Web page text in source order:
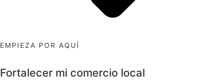
EMPIEZA POR AQUÍ
Fortalecer mi comercio local